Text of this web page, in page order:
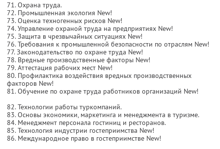
71. Охрана труда.
72. Промышленная экология New!
73. Оценка техногенных рисков New!
74. Управление охраной труда на предприятиях New!
75. Защита в чрезвычайных ситуациях New!
76. Требования к промышленной безопасности по отраслям New!
77. Законодательство по охране труда New!
78. Вредные производственные факторы New!
79. Аттестация рабочих мест New!
80. Профилактика воздействия вредных производственных
факторов New!
81. Обучение по охране труда работников организаций New!
82. Технологии работы туркомпаний.
83. Основы экономики, маркетинга и менеджмента в туризме.
84. Менеджмент персонала гостиниц и ресторанов.
85. Технология индустрии гостеприимства New!
86. Международное право в гостеприимстве New!